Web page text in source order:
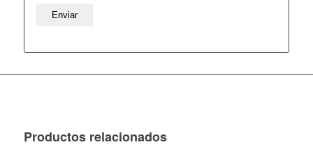
Productos relacionados